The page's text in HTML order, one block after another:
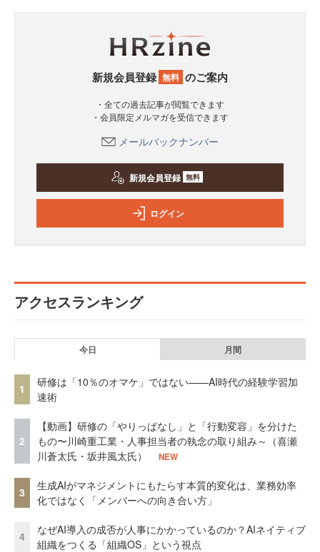
新規会員登録 無料 のご案内
・全ての過去記事が閲覧できます
・会員限定メルマガを受信できます
メールバックナンバー
新規会員登録 無料
ログイン
アクセスランキング
今日 月間
1
研修は「10％のオマケ」ではない——AI時代の経験学習加
速術
2
【動画】研修の「やりっぱなし」と「行動変容」を分けた
もの〜川崎重工業・人事担当者の執念の取り組み～（喜瀬
川蒼太氏・坂井風太氏）
NEW
3
生成AIがマネジメントにもたらす本質的変化は、業務効率
化ではなく「メンバーへの向き合い方」
4
なぜAI導入の成否が人事にかかっているのか？AIネイティブ
組織をつくる「組織OS」という視点